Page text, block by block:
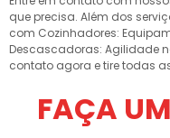
que precisa. Além dos
com Cozinhadores:
Descascadoras: Agilidade
contato agora e tire todas
FAÇA